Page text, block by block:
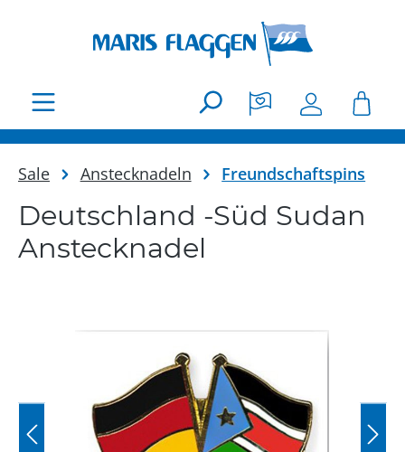
Sale Anstecknadeln Freundschaftspins
Deutschland -Süd Sudan
Anstecknadel